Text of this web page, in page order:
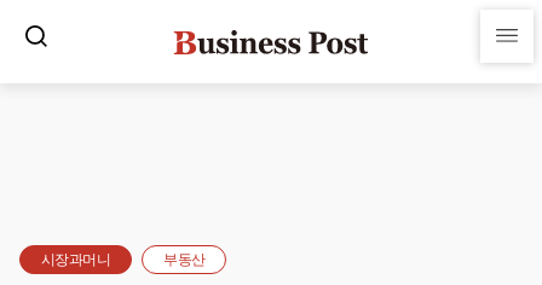
시장과머니 부동산